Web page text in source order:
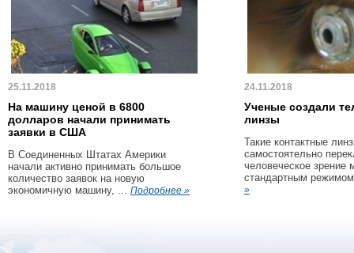
25.11.2018
На машину ценой в 6800
долларов начали принимать
заявки в США
В Соединенных Штатах Америки
начали активно принимать большое
количество заявок на новую
экономичную машину, ... Подробнее »
24.11.2018
Ученые создали
линзы
Такие контактные
самостоятельно
человеческое зрение
стандартным
»